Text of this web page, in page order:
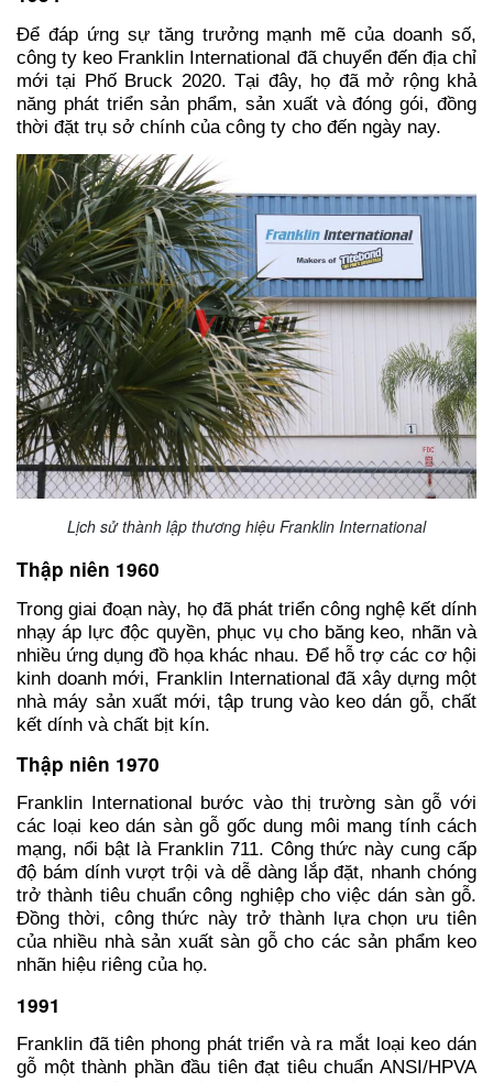
Để đáp ứng sự tăng trưởng mạnh mẽ của doanh số,
công ty keo Franklin International đã chuyển đến địa chỉ
mới tại Phố Bruck 2020. Tại đây, họ đã mở rộng khả
năng phát triển sản phẩm, sản xuất và đóng gói, đồng
thời đặt trụ sở chính của công ty cho đến ngày nay.
Lịch sử thành lập thương hiệu Franklin International
Thập niên 1960
Trong giai đoạn này, họ đã phát triển công nghệ kết dính
nhạy áp lực độc quyền, phục vụ cho băng keo, nhãn và
nhiều ứng dụng đồ họa khác nhau. Để hỗ trợ các cơ hội
kinh doanh mới, Franklin International đã xây dựng một
nhà máy sản xuất mới, tập trung vào keo dán gỗ, chất
kết dính và chất bịt kín.
Thập niên 1970
Franklin International bước vào thị trường sàn gỗ với
các loại keo dán sàn gỗ gốc dung môi mang tính cách
mạng, nổi bật là Franklin 711. Công thức này cung cấp
độ bám dính vượt trội và dễ dàng lắp đặt, nhanh chóng
trở thành tiêu chuẩn công nghiệp cho việc dán sàn gỗ.
Đồng thời, công thức này trở thành lựa chọn ưu tiên
của nhiều nhà sản xuất sàn gỗ cho các sản phẩm keo
nhãn hiệu riêng của họ.
1991
Franklin đã tiên phong phát triển và ra mắt loại keo dán
gỗ một thành phần đầu tiên đạt tiêu chuẩn ANSI/HPVA